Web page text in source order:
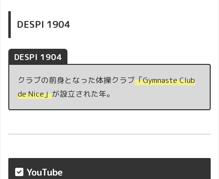
DESPI 1904
DESPI 1904
クラブの前身となった体操クラブ「Gymnaste Club
de Nice」が設立された年。
YouTube